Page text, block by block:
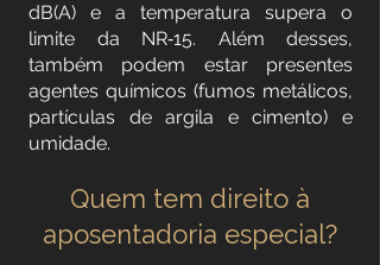
dB(A) e a temperatura supera o
limite da NR‑15. Além desses,
também podem estar presentes
agentes químicos (fumos metálicos,
partículas de argila e cimento) e
umidade.
Quem tem direito à
aposentadoria especial?